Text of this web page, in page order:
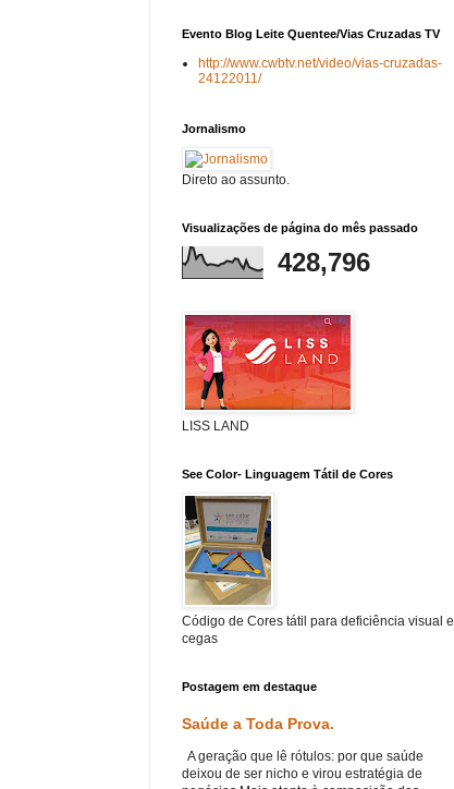
Evento Blog Leite Quentee/Vias Cruzadas TV
http://www.cwbtv.net/video/vias-cruzadas-
24122011/
Jornalismo
Direto ao assunto.
Visualizações de página do mês passado
428,796
LISS LAND
See Color- Linguagem Tátil de Cores
Código de Cores tátil para deficiência visual e
cegas
Postagem em destaque
Saúde a Toda Prova.
A geração que lê rótulos: por que saúde
deixou de ser nicho e virou estratégia de